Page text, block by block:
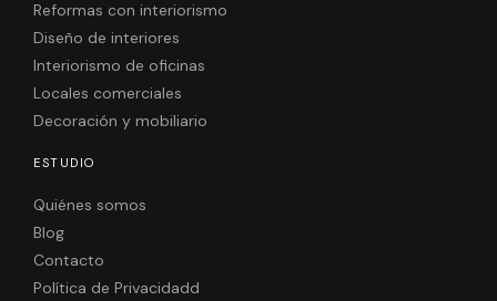
o
r
m
Reformas con interiorismo
Diseño de interiores
Interiorismo de oficinas
Locales comerciales
Decoración y mobiliario
ESTUDIO
Quiénes somos
Blog
Contacto
Política de Privacidadd